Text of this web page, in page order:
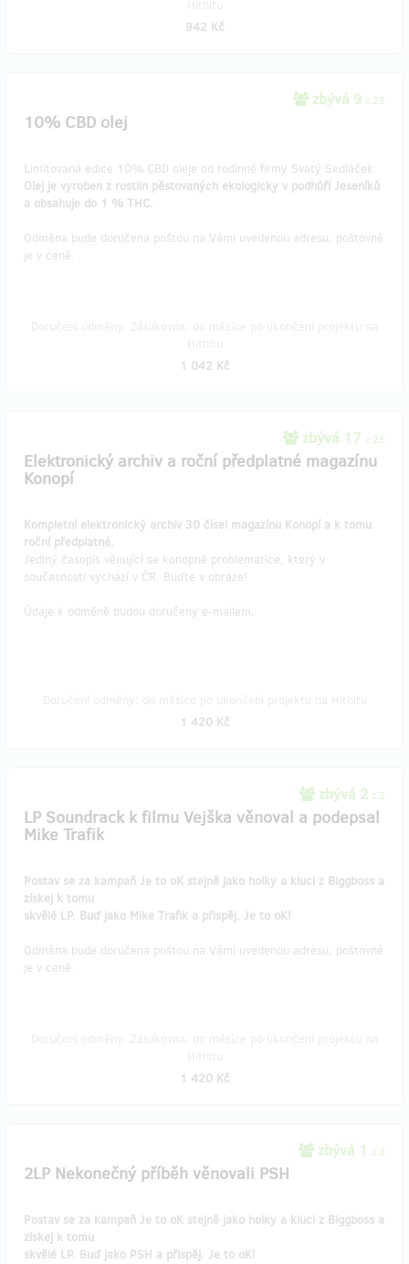
942 Kč
zbývá 9 z 25
10% CBD olej
Limitovaná edice 10% CBD oleje od rodinné firmy Svatý Sedláček.
Olej je vyroben z rostlin pěstovaných ekologicky v podhůří Jeseníků
a obsahuje do 1 % THC.
Odměna bude doručena poštou na Vámi uvedenou adresu, poštovné
je v ceně.
1 042 Kč
zbývá 17 z 25
Elektronický archiv a roční předplatné magazínu
Konopí
Kompletní elektronický archiv 30 čísel magazínu Konopí a k tomu
roční předplatné.
Jediný časopis věnující se konopné problematice, který v
současnosti vychází v ČR. Buďte v obraze!
Údaje k odměně budou doručeny e-mailem.
1 420 Kč
zbývá 2 z 2
LP Soundrack k filmu Vejška věnoval a podepsal
Mike Trafik
Postav se za kampaň Je to oK stejně jako holky a kluci z Biggboss a
získej k tomu
skvělé LP. Buď jako Mike Trafik a přispěj. Je to oK!
Odměna bude doručena poštou na Vámi uvedenou adresu, poštovné
je v ceně.
1 420 Kč
zbývá 1 z 2
2LP Nekonečný příběh věnovali PSH
Postav se za kampaň Je to oK stejně jako holky a kluci z Biggboss a
získej k tomu
skvělé LP. Buď jako PSH a přispěj. Je to oK!